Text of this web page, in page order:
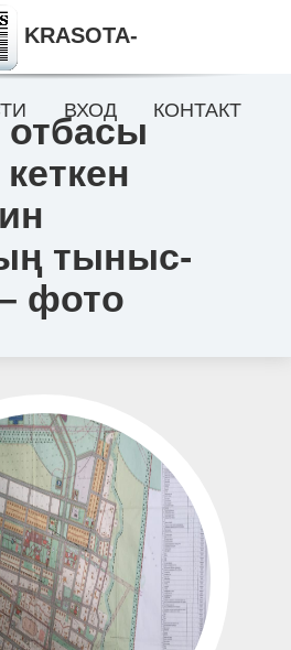
отбасы
тыныс-
– фото
KRASOTA-
ВХОД КОНТАКТ